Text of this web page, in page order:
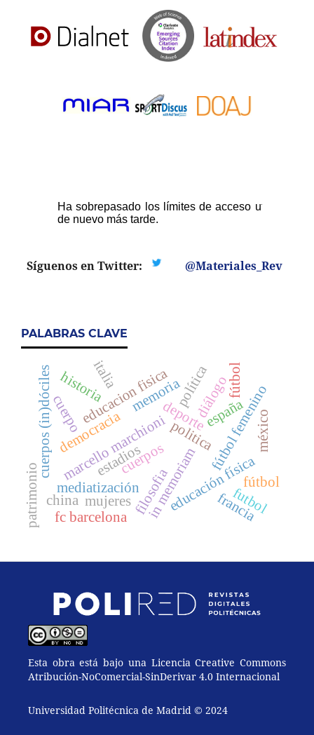
Síguenos en Twitter: @Materiales_Rev
PALABRAS CLAVE
in memoriam
marcello marchioni
cuerpos
politica
deporte
educación física
democracia
educacion fisica
mediatización
fútbol femenino
españa
francia
méxico
diálogo
historia
filosofia
cuerpos (in)dócilescuerpo
política
estadios
memoria
patrimonio
italia
fútbol
mujeres
china
fútbol
fc barcelona
futbol
Esta obra está bajo una Licencia Creative Commons
Atribución-NoComercial-SinDerivar 4.0 Internacional
Universidad Politécnica de Madrid © 2024